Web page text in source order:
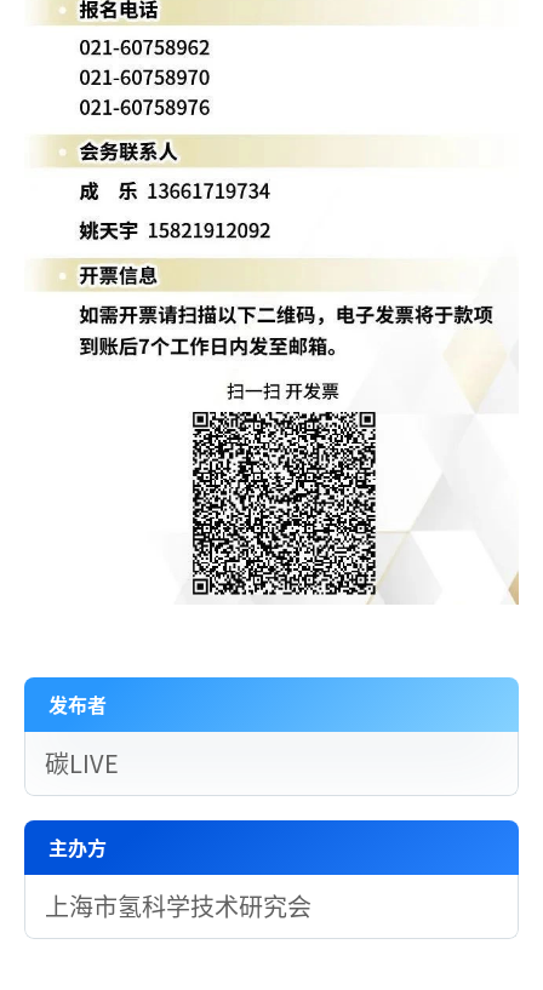
发布者
碳LIVE
主办方
上海市氢科学技术研究会